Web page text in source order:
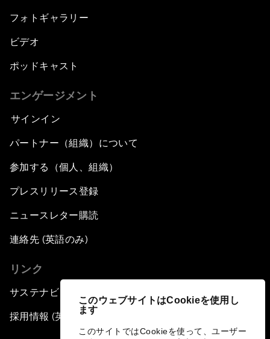
このウェブサイトはCookieを使用し
ます
このサイトではCookieを使って、ユーザー
フォトギャラリー
ビデオ
ポッドキャスト
エンゲージメント
サインイン
パートナー（組織）について
参加する（個人、組織）
プレスリリース登録
ニュースレター購読
連絡先 (英語のみ)
リンク
サステナビリティへの取り組み
採用情報 (英語のみ)